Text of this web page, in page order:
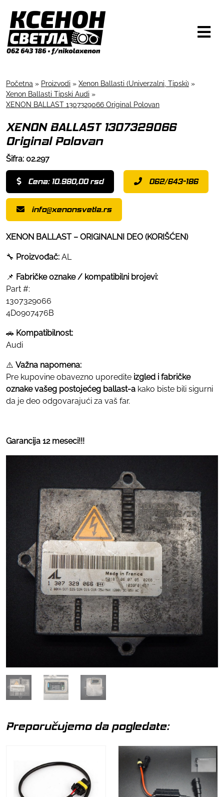
Početna » Proizvodi » Xenon Ballasti (Univerzalni, Tipski) »
Xenon Ballasti Tipski Audi »
XENON BALLAST 1307329066 Original Polovan
XENON BALLAST 1307329066
Original Polovan
Šifra: 02.297
Cena: 10.980,00 rsd 062/643-186
info@xenonsvetla.rs
XENON BALLAST – ORIGINALNI DEO (KORIŠĆEN)
🔧 Proizvođač: AL
📌 Fabričke oznake / kompatibilni brojevi:
Part #:
1307329066
4D0907476B
🚗 Kompatibilnost:
Audi
⚠️ Važna napomena:
Pre kupovine obavezno uporedite izgled i fabričke
oznake vašeg postojećeg ballast-a kako biste bili sigurni
da je deo odgovarajući za vaš far.
Garancija 12 meseci!!!
Preporučujemo da pogledate: